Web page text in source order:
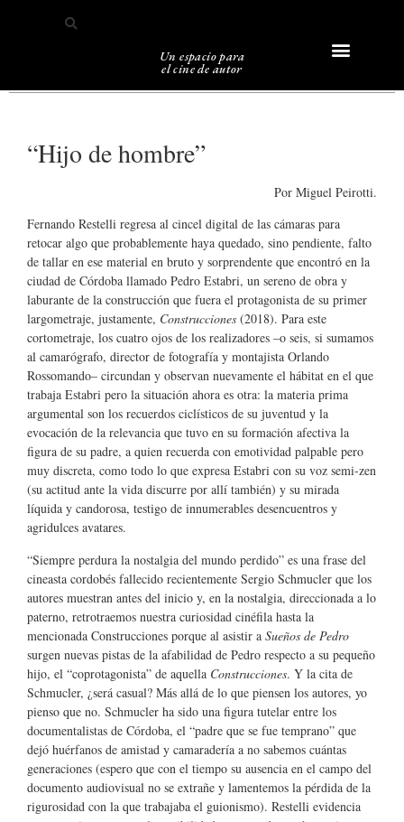
Un espacio para
el cine de autor
“Hijo de hombre”
Por Miguel Peirotti.
Fernando Restelli regresa al cincel digital de las cámaras para
retocar algo que probablemente haya quedado, sino pendiente, falto
de tallar en ese material en bruto y sorprendente que encontró en la
ciudad de Córdoba llamado Pedro Estabri, un sereno de obra y
laburante de la construcción que fuera el protagonista de su primer
largometraje, justamente, Construcciones (2018). Para este
cortometraje, los cuatro ojos de los realizadores –o seis, si sumamos
al camarógrafo, director de fotografía y montajista Orlando
Rossomando– circundan y observan nuevamente el hábitat en el que
trabaja Estabri pero la situación ahora es otra: la materia prima
argumental son los recuerdos ciclísticos de su juventud y la
evocación de la relevancia que tuvo en su formación afectiva la
figura de su padre, a quien recuerda con emotividad palpable pero
muy discreta, como todo lo que expresa Estabri con su voz semi-zen
(su actitud ante la vida discurre por allí también) y su mirada
líquida y candorosa, testigo de innumerables desencuentros y
agridulces avatares.
“Siempre perdura la nostalgia del mundo perdido” es una frase del
cineasta cordobés fallecido recientemente Sergio Schmucler que los
autores muestran antes del inicio y, en la nostalgia, direccionada a lo
paterno, retrotraemos nuestra curiosidad cinéfila hasta la
mencionada Construcciones porque al asistir a Sueños de Pedro
surgen nuevas pistas de la afabilidad de Pedro respecto a su pequeño
hijo, el “coprotagonista” de aquella Construcciones. Y la cita de
Schmucler, ¿será casual? Más allá de lo que piensen los autores, yo
pienso que no. Schmucler ha sido una figura tutelar entre los
documentalistas de Córdoba, el “padre que se fue temprano” que
dejó huérfanos de amistad y camaradería a no sabemos cuántas
generaciones (espero que con el tiempo su ausencia en el campo del
documento audiovisual no se extrañe y lamentemos la pérdida de la
rigurosidad con la que trabajaba el guionismo). Restelli evidencia